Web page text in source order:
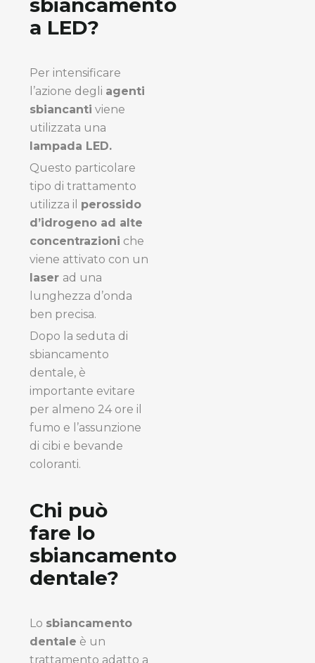
a LED?
Per intensificare
l’azione degli agenti
sbiancanti viene
utilizzata una
lampada LED.
Questo particolare
tipo di trattamento
utilizza il perossido
d’idrogeno ad alte
concentrazioni che
viene attivato con un
laser ad una
lunghezza d’onda
ben precisa.
Dopo la seduta di
sbiancamento
dentale, è
importante evitare
per almeno 24 ore il
fumo e l’assunzione
di cibi e bevande
coloranti.
Chi può
fare lo
sbiancamento
dentale?
Lo sbiancamento
dentale è un
trattamento adatto a